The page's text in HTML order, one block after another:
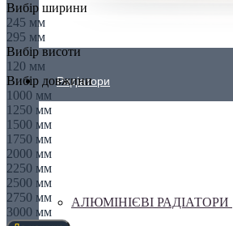
Радіатори
АЛЮМІНІЄВІ РАДІАТОРИ
Вибір ширини
245 мм
295 мм
Вибір висоти
120 мм
Вибір довжини
1000 мм
1250 мм
1500 мм
1750 мм
2000 мм
2250 мм
2500 мм
2750 мм
3000 мм